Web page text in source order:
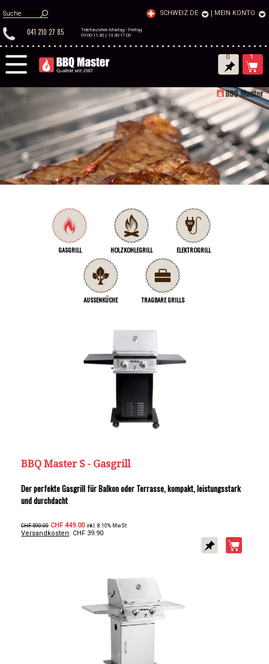
SCHWEIZ DE MEIN KONTO
041 210 27 85
Telefonzeiten Montag - Freitag
09.00-11.30 | 13.30-17.00
0 1
GASGRILL HOLZKOHLEGRILL ELEKTROGRILL
AUSSENKÜCHE TRAGBARE GRILLS
BBQ Master S - Gasgrill
Der perfekte Gasgrill für Balkon oder Terrasse, kompakt, leistungsstark
und durchdacht
CHF 590.00 CHF 449.00 inkl. 8.10% MwSt
Versandkosten: CHF 39.90